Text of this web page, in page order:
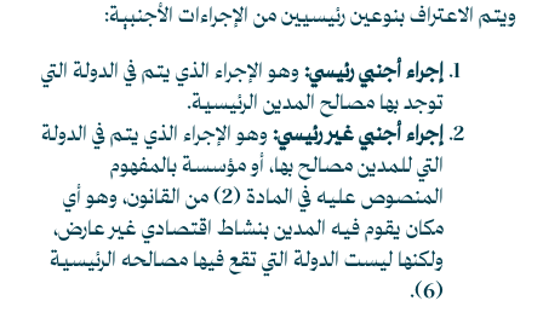
ويتم الاعتراف بنوعين رئيسيين من الإجراءات الأجنبية:
إجراء أجنبي رئيسي:وهو الإجراء الذي يتم في الدولة التي
توجد بها مصالح المدين الرئيسية.
إجراء أجنبي غير رئيسي:وهو الإجراء الذي يتم في الدولة
التي للمدين مصالح بها، أو مؤسسة بالمفهوم
المنصوص عليه في المادة (2) من القانون، وهو أي
مكان يقوم فيه المدين بنشاط اقتصادي غير عارض،
ولكنها ليست الدولة التي تقع فيها مصالحه الرئيسية
(6)
.